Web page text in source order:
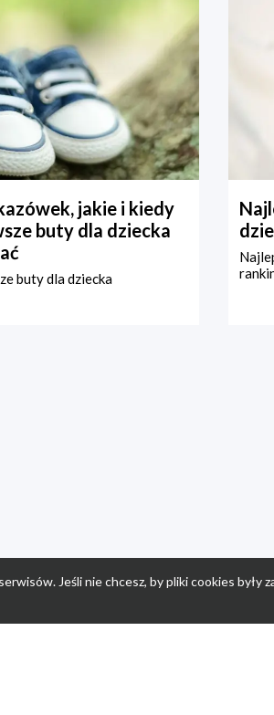
jakie i kiedy
buty dla dziecka
buty dla dziecka
Jeśli nie chcesz, by pliki cookies